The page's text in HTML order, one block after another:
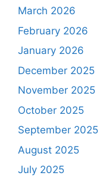
March 2026
February 2026
January 2026
December 2025
November 2025
October 2025
September 2025
August 2025
July 2025